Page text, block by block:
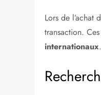
Lors de l’achat
transaction.
internationaux.